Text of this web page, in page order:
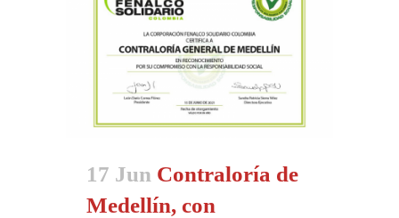
17 Jun Contraloría de
Medellín, con